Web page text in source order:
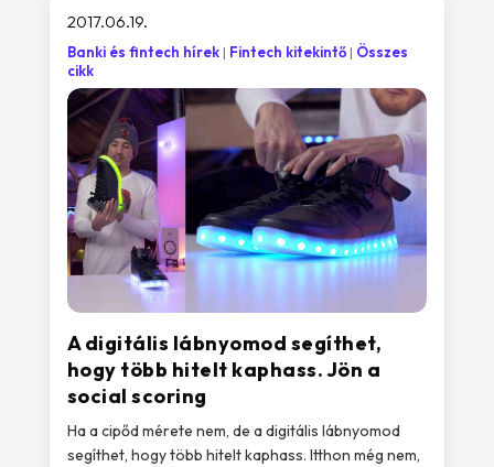
A digitális lábnyomod segíthet,
hogy több hitelt kaphass. Jön a
social scoring
2017.06.19.
Banki és fintech hírek Fintech kitekintő
Összes
cikk
Ha a cipőd mérete nem, de a digitális lábnyomod
segíthet, hogy több hitelt kaphass. Itthon még nem,